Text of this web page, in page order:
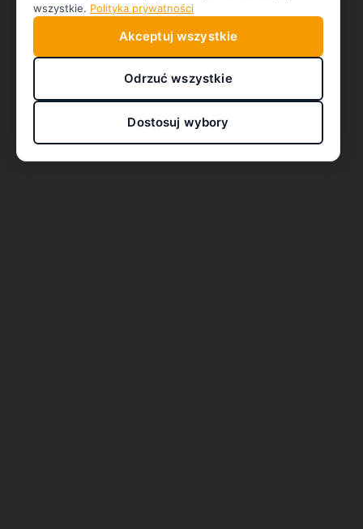
wszystkie. Polityka prywatności
Akceptuj wszystkie
Odrzuć wszystkie
Dostosuj wybory